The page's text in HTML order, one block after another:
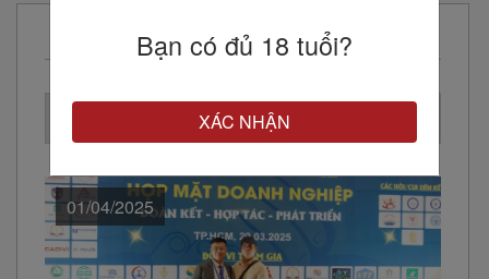
SỰ KIỆN
01/04/2025
Bạn có đủ 18 tuổi?
XÁC NHẬN